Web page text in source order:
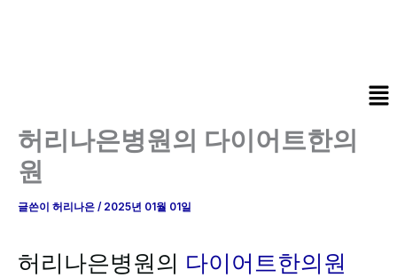
허리나은병원의 다이어트한의
원
글쓴이 허리나은 / 2025년 01월 01일
허리나은병원의 다이어트한의원